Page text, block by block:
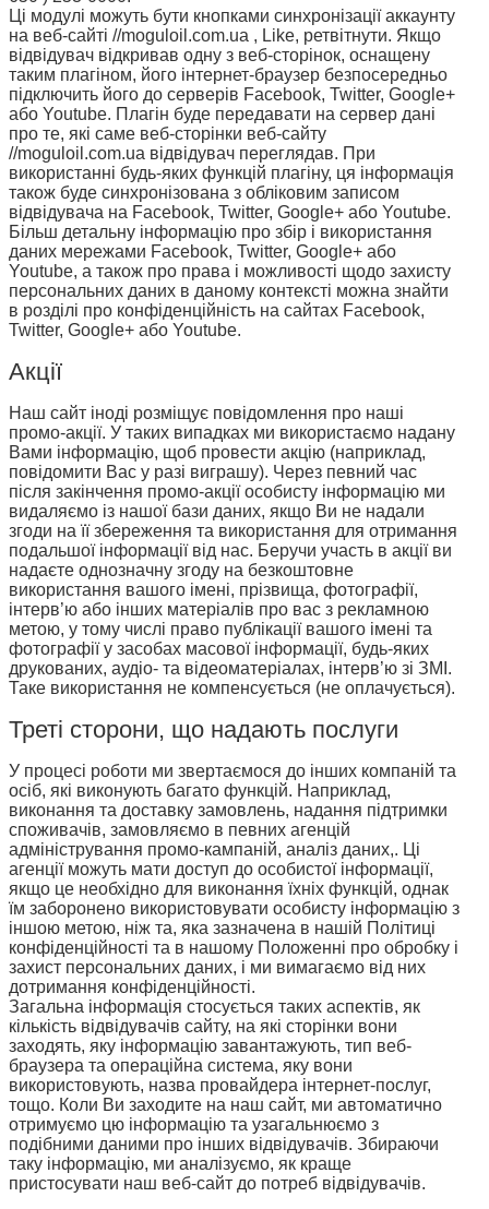
Ці модулі можуть бути кнопками синхронізації аккаунту
на веб-сайті //moguloil.com.ua , Like, ретвітнути. Якщо
відвідувач відкривав одну з веб-сторінок, оснащену
таким плагіном, його інтернет-браузер безпосередньо
підключить його до серверів Facebook, Twitter, Google+
або Youtube. Плагін буде передавати на сервер дані
про те, які саме веб-сторінки веб-сайту
//moguloil.com.ua відвідувач переглядав. При
використанні будь-яких функцій плагіну, ця інформація
також буде синхронізована з обліковим записом
відвідувача на Facebook, Twitter, Google+ або Youtube.
Більш детальну інформацію про збір і використання
даних мережами Facebook, Twitter, Google+ або
Youtube, а також про права і можливості щодо захисту
персональних даних в даному контексті можна знайти
в розділі про конфіденційність на сайтах Facebook,
Twitter, Google+ або Youtube.
Aкції
Наш сайт іноді розміщує повідомлення про наші
промо-акції. У таких випадках ми використаємо надану
Вами інформацію, щоб провести акцію (наприклад,
повідомити Вас у разі виграшу). Через певний час
після закінчення промо-акції особисту інформацію ми
видаляємо із нашої бази даних, якщо Ви не надали
згоди на її збереження та використання для отримання
подальшої інформації від нас. Беручи участь в акції ви
надаєте однозначну згоду на безкоштовне
використання вашого імені, прізвища, фотографії,
інтерв’ю або інших матеріалів про вас з рекламною
метою, у тому числі право публікації вашого імені та
фотографії у засобах масової інформації, будь-яких
друкованих, аудіо- та відеоматеріалах, інтерв’ю зі ЗМІ.
Таке використання не компенсується (не оплачується).
Треті сторони, що надають послуги
У процесі роботи ми звертаємося до інших компаній та
осіб, які виконують багато функцій. Наприклад,
виконання та доставку замовлень, надання підтримки
споживачів, замовляємо в певних агенцій
адміністрування промо-кампаній, аналіз даних,. Ці
агенції можуть мати доступ до особистої інформації,
якщо це необхідно для виконання їхніх функцій, однак
їм заборонено використовувати особисту інформацію з
іншою метою, ніж та, яка зазначена в нашій Політиці
конфіденційності та в нашому Положенні про обробку і
захист персональних даних, і ми вимагаємо від них
дотримання конфіденційності.
Загальна інформація стосується таких аспектів, як
кількість відвідувачів сайту, на які сторінки вони
заходять, яку інформацію завантажують, тип веб-
браузера та операційна система, яку вони
використовують, назва провайдера інтернет-послуг,
тощо. Коли Ви заходите на наш сайт, ми автоматично
отримуємо цю інформацію та узагальнюємо з
подібними даними про інших відвідувачів. Збираючи
таку інформацію, ми аналізуємо, як краще
пристосувати наш веб-сайт до потреб відвідувачів.